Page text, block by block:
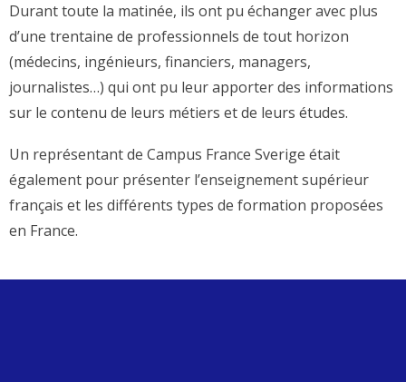
Durant toute la matinée, ils ont pu échanger avec plus
d’une trentaine de professionnels de tout horizon
(médecins, ingénieurs, financiers, managers,
journalistes…) qui ont pu leur apporter des informations
sur le contenu de leurs métiers et de leurs études.
Un représentant de Campus France Sverige était
également pour présenter l’enseignement supérieur
français et les différents types de formation proposées
en France.